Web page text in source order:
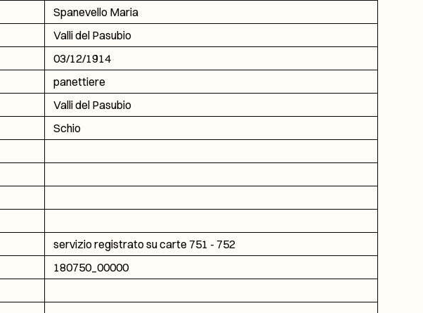
Spanevello Maria
Valli del Pasubio
03/12/1914
panettiere
Valli del Pasubio
Schio
servizio registrato su carte 751 - 752
180750_00000